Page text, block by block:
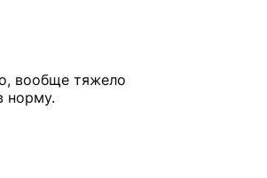
вообще тяжело
норму.